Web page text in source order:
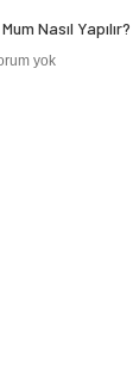
Nasıl Yapılır?
yok